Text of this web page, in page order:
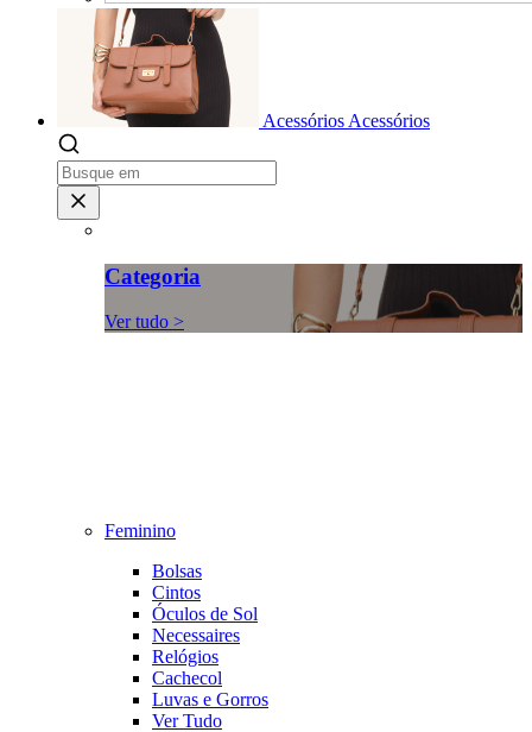
Acessórios Acessórios
Categoria
Ver tudo >
Feminino
Bolsas
Cintos
Óculos de Sol
Necessaires
Relógios
Cachecol
Luvas e Gorros
Ver Tudo